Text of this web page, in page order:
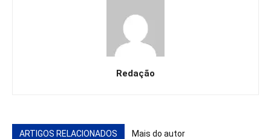
Redação
ARTIGOS RELACIONADOS Mais do autor